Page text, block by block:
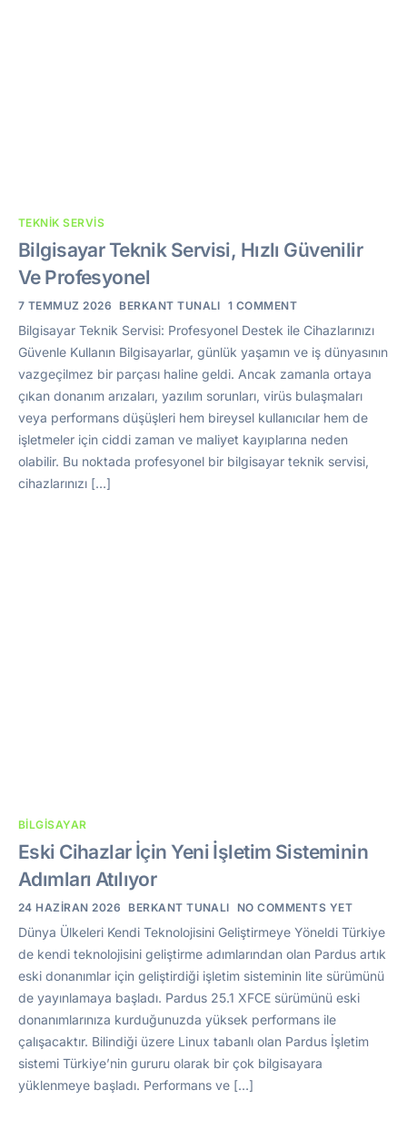
TEKNIK SERVIS
Bilgisayar Teknik Servisi, Hızlı Güvenilir
Ve Profesyonel
7 TEMMUZ 2026 BERKANT TUNALI 1 COMMENT
Bilgisayar Teknik Servisi: Profesyonel Destek ile Cihazlarınızı
Güvenle Kullanın Bilgisayarlar, günlük yaşamın ve iş dünyasının
vazgeçilmez bir parçası haline geldi. Ancak zamanla ortaya
çıkan donanım arızaları, yazılım sorunları, virüs bulaşmaları
veya performans düşüşleri hem bireysel kullanıcılar hem de
işletmeler için ciddi zaman ve maliyet kayıplarına neden
olabilir. Bu noktada profesyonel bir bilgisayar teknik servisi,
cihazlarınızı […]
BILGISAYAR
Eski Cihazlar İçin Yeni İşletim Sisteminin
Adımları Atılıyor
24 HAZIRAN 2026 BERKANT TUNALI NO COMMENTS YET
Dünya Ülkeleri Kendi Teknolojisini Geliştirmeye Yöneldi Türkiye
de kendi teknolojisini geliştirme adımlarından olan Pardus artık
eski donanımlar için geliştirdiği işletim sisteminin lite sürümünü
de yayınlamaya başladı. Pardus 25.1 XFCE sürümünü eski
donanımlarınıza kurduğunuzda yüksek performans ile
çalışacaktır. Bilindiği üzere Linux tabanlı olan Pardus İşletim
sistemi Türkiye’nin gururu olarak bir çok bilgisayara
yüklenmeye başladı. Performans ve […]